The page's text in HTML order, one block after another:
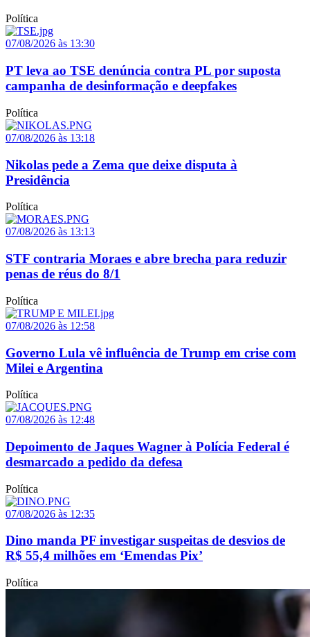
Política
07/08/2026 às 13:30
PT leva ao TSE denúncia contra PL por suposta
campanha de desinformação e deepfakes
Política
07/08/2026 às 13:18
Nikolas pede a Zema que deixe disputa à
Presidência
Política
07/08/2026 às 13:13
STF contraria Moraes e abre brecha para reduzir
penas de réus do 8/1
Política
07/08/2026 às 12:58
Governo Lula vê influência de Trump em crise com
Milei e Argentina
Política
07/08/2026 às 12:48
Depoimento de Jaques Wagner à Polícia Federal é
desmarcado a pedido da defesa
Política
07/08/2026 às 12:35
Dino manda PF investigar suspeitas de desvios de
R$ 55,4 milhões em ‘Emendas Pix’
Política